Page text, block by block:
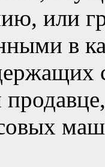
или
в